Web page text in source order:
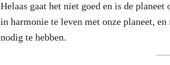
Helaas gaat het niet goed en is de
in harmonie te leven met onze planeet,
nodig te hebben.